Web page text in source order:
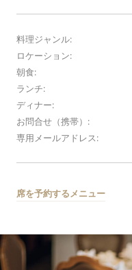
料理ジャンル:
ロケーション:
朝食:
ランチ:
ディナー:
お問合せ（携帯）:
専用メールアドレス:
席を予約するメニュー